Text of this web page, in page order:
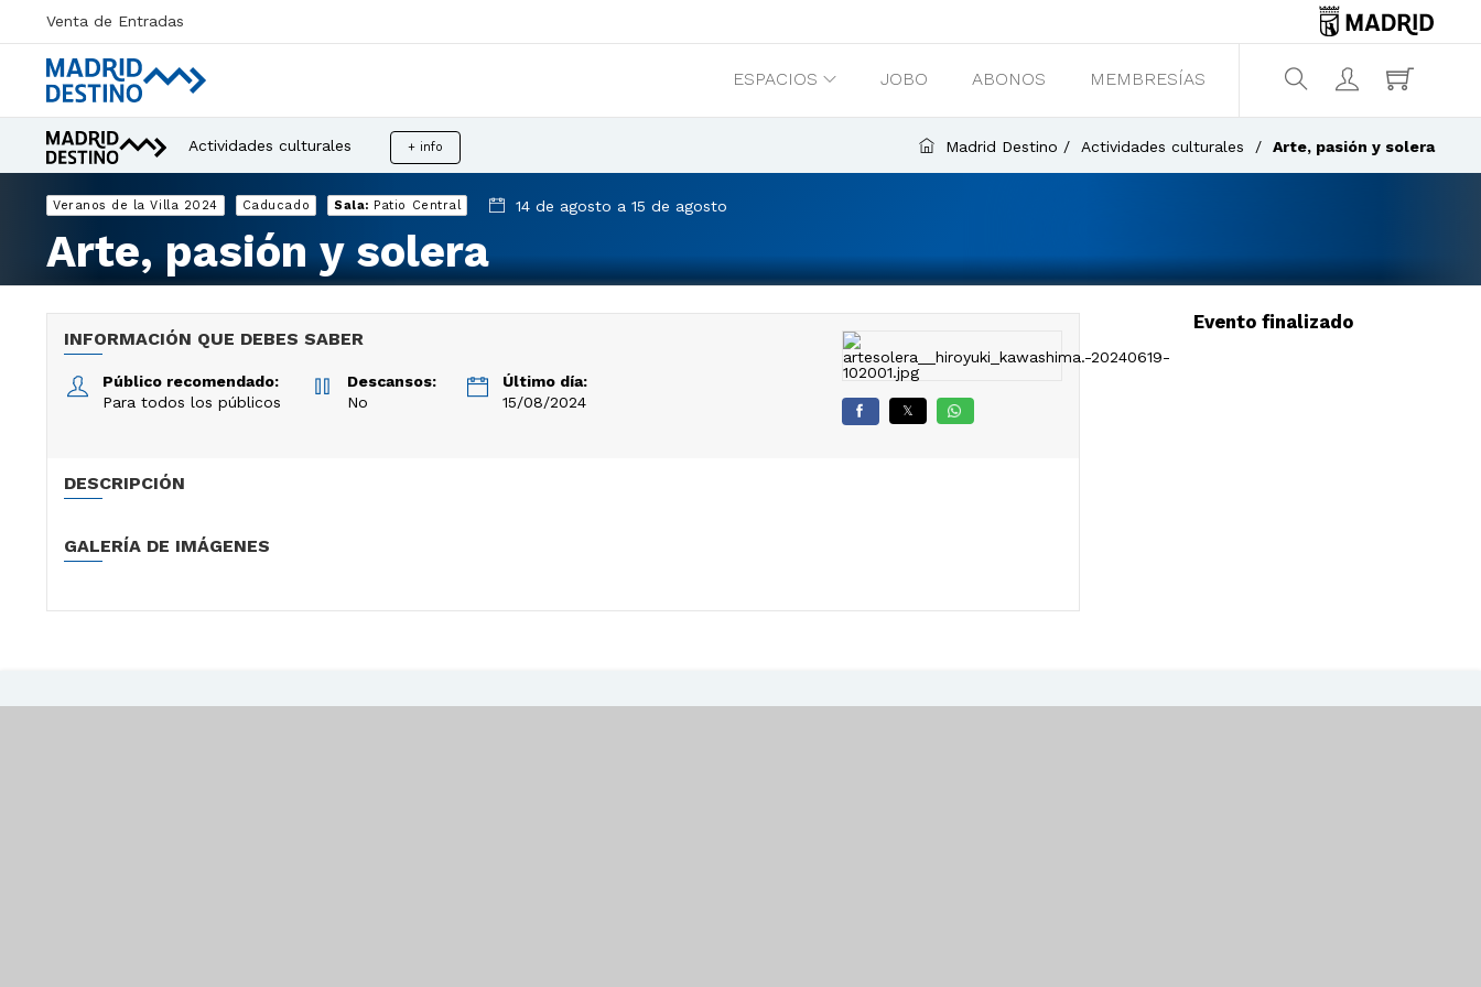
Venta de Entradas
ESPACIOS JOBO ABONOS MEMBRESÍAS ¿Qué estás buscando?
Actividades culturales + info Madrid Destino Actividades culturales Arte, pasión y solera
Veranos de la Villa 2024 Caducado Sala: Patio Central 14 de agosto a 15 de agosto
Arte, pasión y solera
INFORMACIÓN QUE DEBES SABER
Público recomendado:
Para todos los públicos
Descansos:
No
Último día:
15/08/2024
𝕏
DESCRIPCIÓN
GALERÍA DE IMÁGENES
Evento finalizado